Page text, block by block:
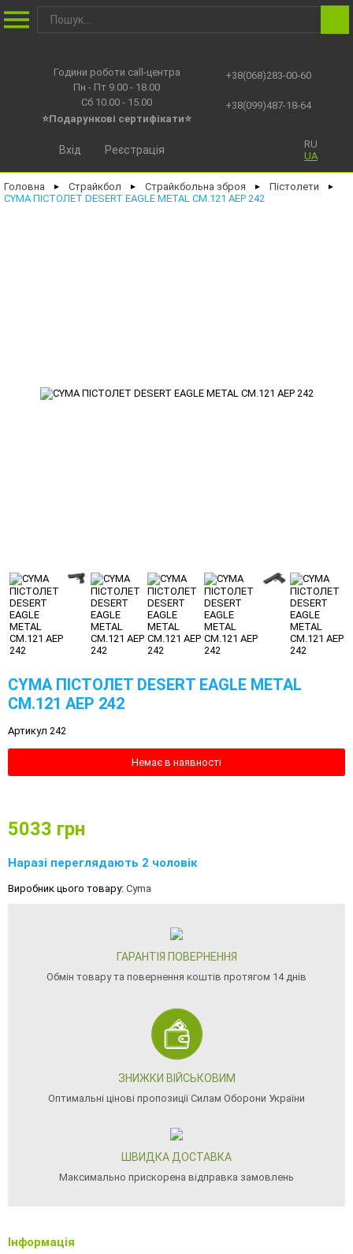
Години роботи call-центра
Пн - Пт 9.00 - 18.00
Сб 10.00 - 15.00
⭐Подарункові сертифікати⭐
+38(068)283-00-60
+38(099)487-18-64
RU
UA
Вхід Реєстрація
Головна ► Страйкбол ► Страйкбольна зброя ► Пістолети ►
CYMA ПІСТОЛЕТ DESERT EAGLE METAL CM.121 AEP 242
CYMA ПІСТОЛЕТ DESERT EAGLE METAL
CM.121 AEP 242
Артикул 242
Немає в наявності
5033 грн
Наразі переглядають 2 чоловік
Виробник цього товару: Cyma
ГАРАНТІЯ ПОВЕРНЕННЯ
Обмін товару та повернення коштів протягом 14 днів
ЗНИЖКИ ВІЙСЬКОВИМ
Оптимальні цінові пропозиції Силам Оборони України
ШВИДКА ДОСТАВКА
Максимально прискорена відправка замовлень
Інформація